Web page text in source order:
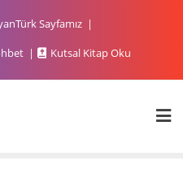
Sayfamız
Kutsal Kitap Oku